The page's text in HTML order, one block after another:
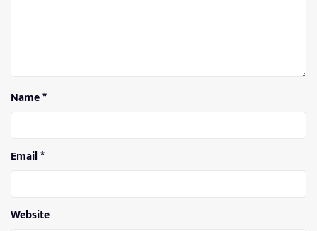
Name*
Email*
Website